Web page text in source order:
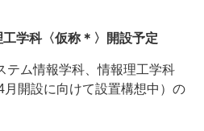
学科〈仮称＊〉開設予定
テム情報学科、情報理工学科
月開設に向けて設置構想中）の